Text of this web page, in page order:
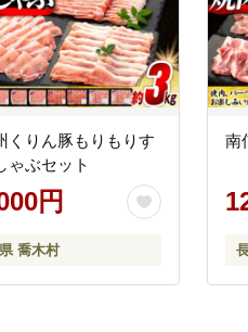
くりん豚もりもりす
ゃぶセット
円
喬木村
南